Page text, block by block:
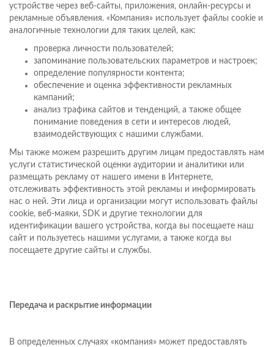
устройстве через веб-сайты, приложения, онлайн-ресурсы и
рекламные объявления. «Компания» использует файлы cookie и
аналогичные технологии для таких целей, как:
проверка личности пользователей;
запоминание пользовательских параметров и настроек;
определение популярности контента;
обеспечение и оценка эффективности рекламных
кампаний;
анализ трафика сайтов и тенденций, а также общее
понимание поведения в сети и интересов людей,
взаимодействующих с нашими службами.
Мы также можем разрешить другим лицам предоставлять нам
услуги статистической оценки аудитории и аналитики или
размещать рекламу от нашего имени в Интернете,
отслеживать эффективность этой рекламы и информировать
нас о ней. Эти лица и организации могут использовать файлы
cookie, веб-маяки, SDK и другие технологии для
идентификации вашего устройства, когда вы посещаете наш
сайт и пользуетесь нашими услугами, а также когда вы
посещаете другие сайты и службы.
Передача и раскрытие информации
В определенных случаях «компания» может предоставлять